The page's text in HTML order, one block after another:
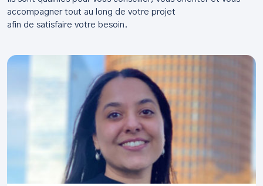
accompagner tout au long de votre projet
afin de satisfaire votre besoin.